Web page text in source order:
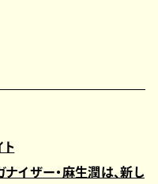
ト
ナイザー・麻生潤は、新し